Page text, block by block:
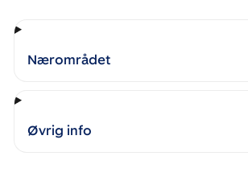
Nærområdet
Øvrig info